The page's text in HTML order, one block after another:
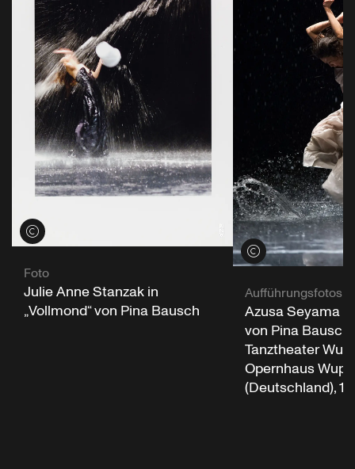
Credits öffnen
Foto
Julie Anne Stanzak in
„Vollmond“ von Pina Bausch
Credits öffnen
Aufführungsfotos
Azusa Seyama in
von Pina Bausch
Tanztheater
Opernhaus
(Deutschland),